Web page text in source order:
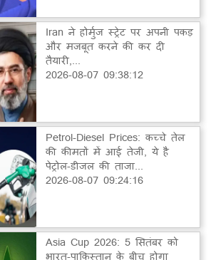
Iran ने होर्मुज स्ट्रेट पर अपनी पकड़
और मजबूत करने की कर दी
तैयारी,...
2026-08-07 09:38:12
Petrol-Diesel Prices: कच्चे तेल
की कीमतों में आई तेजी, ये है
पेट्रोल-डीजल की ताजा...
2026-08-07 09:24:16
Asia Cup 2026: 5 सितंबर को
भारत-पाकिस्तान के बीच होगा